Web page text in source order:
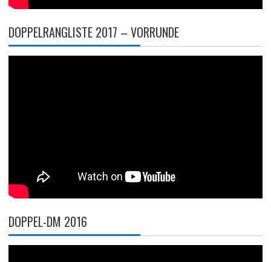
DOPPELRANGLISTE 2017 – VORRUNDE
DOPPEL-DM 2016